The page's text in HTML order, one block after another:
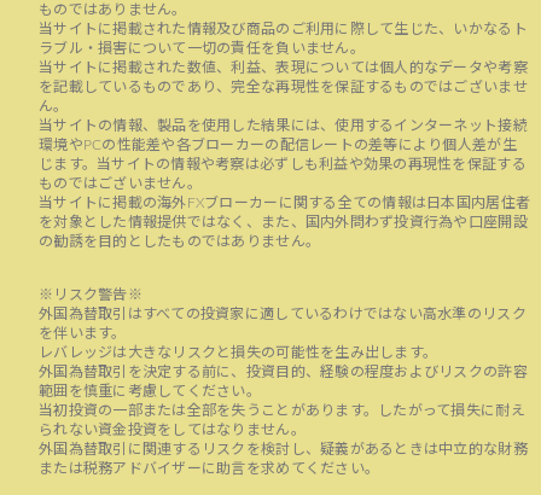
ものではありません。
当サイトに掲載された情報及び商品のご利用に際して生じた、いかなるト
ラブル・損害について一切の責任を負いません。
当サイトに掲載された数値、利益、表現については個人的なデータや考察
を記載しているものであり、完全な再現性を保証するものではございませ
ん。
当サイトの情報、製品を使用した結果には、使用するインターネット接続
環境やPCの性能差や各ブローカーの配信レートの差等により個人差が生
じます。当サイトの情報や考察は必ずしも利益や効果の再現性を保証する
ものではございません。
当サイトに掲載の海外FXブローカーに関する全ての情報は日本国内居住者
を対象とした情報提供ではなく、また、国内外問わず投資行為や口座開設
の勧誘を目的としたものではありません。
※リスク警告※
外国為替取引はすべての投資家に適しているわけではない高水準のリスク
を伴います。
レバレッジは大きなリスクと損失の可能性を生み出します。
外国為替取引を決定する前に、投資目的、経験の程度およびリスクの許容
範囲を慎重に考慮してください。
当初投資の一部または全部を失うことがあります。したがって損失に耐え
られない資金投資をしてはなりません。
外国為替取引に関連するリスクを検討し、疑義があるときは中立的な財務
または税務アドバイザーに助言を求めてください。